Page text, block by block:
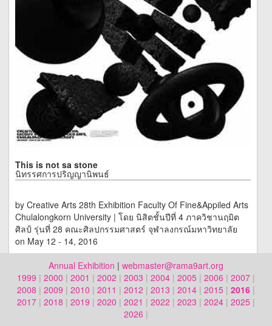
This is not sa stone
นิทรรศการปริญญานิพนธ์
by Creative Arts 28th Exhibition Faculty Of Fine&Appiled Arts
Chulalongkorn University | โดย นิสิตชั้นปีที่ 4 ภาควิชานฤมิต
ศิลป์ รุ่นที่ 28 คณะศิลปกรรมศาสตร์ จุฬาลงกรณ์มหาวิทยาลัย
on May 12 - 14, 2016
at Chulalongkorn University, Bangkok
Annual Exhibition | webmaster@rama9art.org
1999 | 2000 | 2001 | 2002 | 2003 | 2004 | 2005 | 2006 | 2007 |
2008 | 2009 | 2010 | 2011 | 2012 | 2013 | 2014 | 2015 | 2016 |
2017 | 2018 | 2019 | 2020 | 2021 | 2022 | 2023 | 2024 | 2025 |
2026 |